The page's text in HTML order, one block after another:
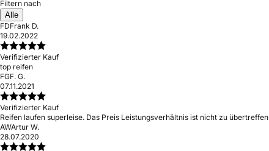
Filtern nach
Alle
FDFrank D.
19.02.2022
Verifizierter Kauf
top reifen
FGF. G.
07.11.2021
Verifizierter Kauf
Reifen laufen superleise. Das Preis Leistungsverhältnis ist nicht zu übertreffen
AWArtur W.
28.07.2020